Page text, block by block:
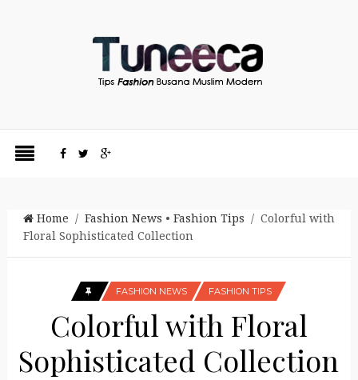
Home / Fashion News • Fashion Tips / Colorful with
Floral Sophisticated Collection
FASHION NEWS FASHION TIPS
Colorful with Floral
Sophisticated Collection